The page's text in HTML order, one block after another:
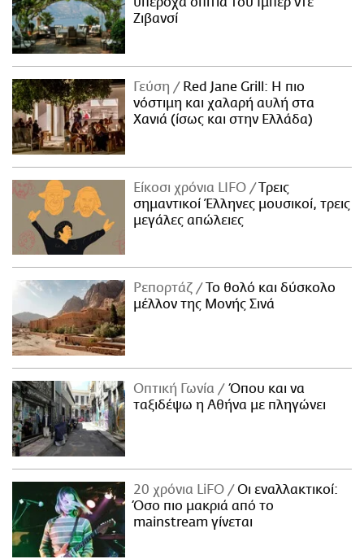
Ζιβανσί
Γεύση
Red Jane Grill: Η πιο
νόστιμη και χαλαρή αυλή στα
Χανιά (ίσως και στην Ελλάδα)
Είκοσι χρόνια LIFO
Tρεις
σημαντικοί Έλληνες μουσικοί, τρεις
μεγάλες απώλειες
Ρεπορτάζ
Το θολό και δύσκολο
μέλλον της Μονής Σινά
Οπτική Γωνία
Όπου και να
ταξιδέψω η Αθήνα με πληγώνει
20 χρόνια LiFO
Οι εναλλακτικοί:
Όσο πιο μακριά από το
mainstream γίνεται